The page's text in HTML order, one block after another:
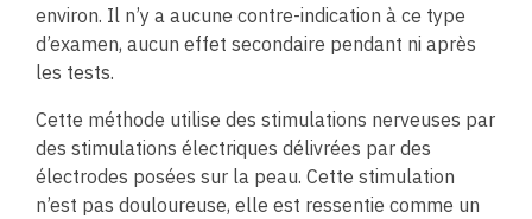
environ. Il n’y a aucune contre-indication à ce type
d’examen, aucun effet secondaire pendant ni après
les tests.
Cette méthode utilise des stimulations nerveuses par
des stimulations électriques délivrées par des
électrodes posées sur la peau. Cette stimulation
n’est pas douloureuse, elle est ressentie comme un